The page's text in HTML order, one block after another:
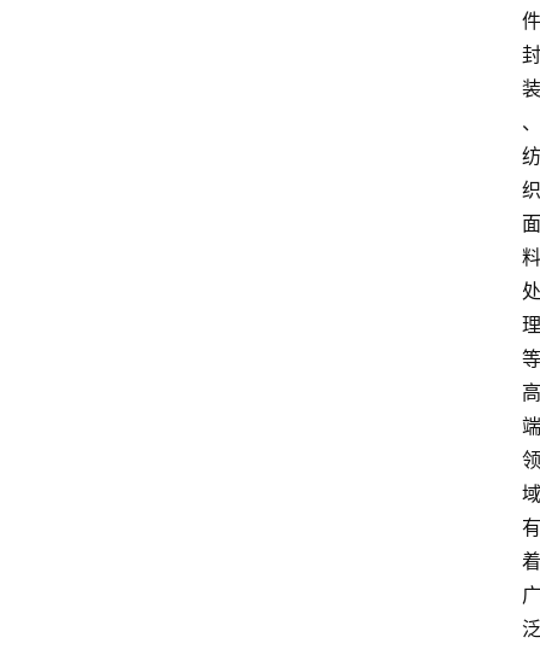
件
封
装
、
纺
织
面
料
处
理
等
高
端
领
域
有
着
广
泛